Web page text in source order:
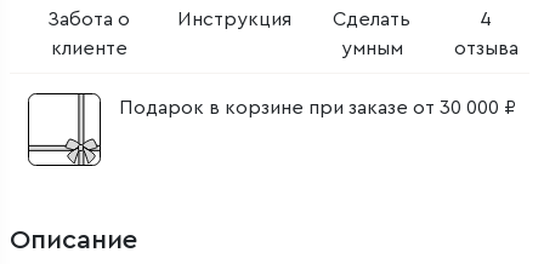
Забота о
клиенте
Инструкция
Сделать
умным
4
отзыва
Подарок в корзине при заказе от 30 000 ₽
Описание